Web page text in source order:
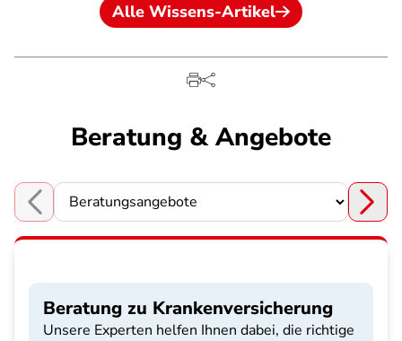
Alle Wissens-Artikel
Beratung & Angebote
Choose a section
Beratung zu Krankenversicherung
Unsere Experten helfen Ihnen dabei, die richtige